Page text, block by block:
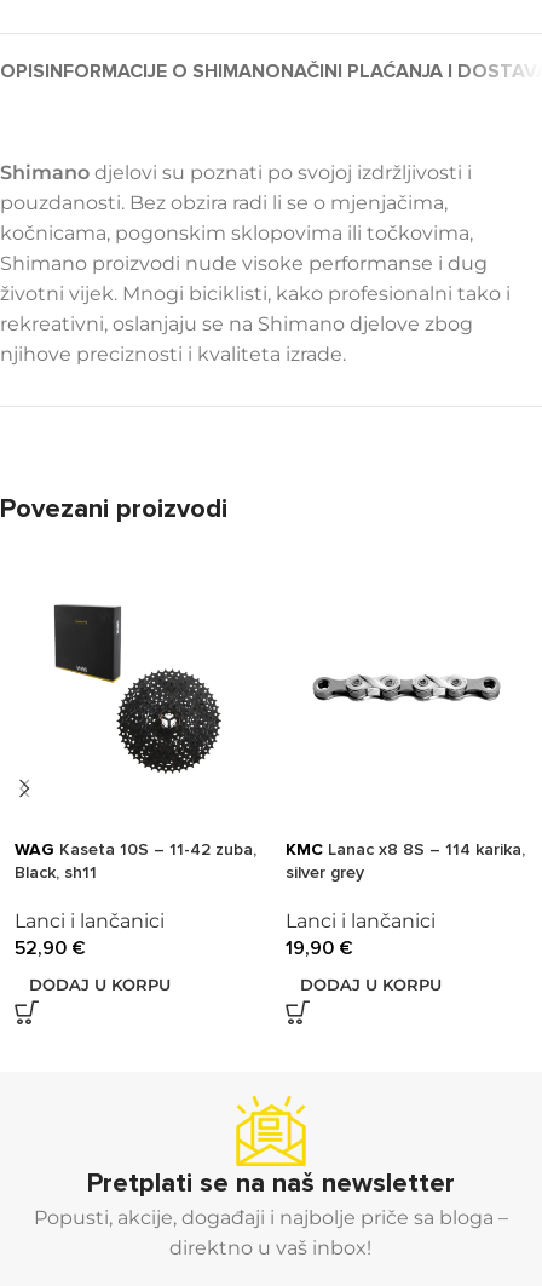
OPISINFORMACIJE O SHIMANONAČINI PLAĆANJA I
Shimano djelovi su poznati po svojoj izdržljivosti i
pouzdanosti. Bez obzira radi li se o mjenjačima,
kočnicama, pogonskim sklopovima ili točkovima,
Shimano proizvodi nude visoke performanse i dug
životni vijek. Mnogi biciklisti, kako profesionalni tako i
rekreativni, oslanjaju se na Shimano djelove zbog
njihove preciznosti i kvaliteta izrade.
Povezani proizvodi
WAG Kaseta 10S – 11-42 zuba,
Black, sh11
Lanci i lančanici
52,90 €
DODAJ U KORPU
KMC Lanac x8 8S – 114 karika,
silver grey
Lanci i lančanici
19,90 €
DODAJ U KORPU
Pretplati se na naš newsletter
Popusti, akcije, događaji i najbolje priče sa bloga –
direktno u vaš inbox!